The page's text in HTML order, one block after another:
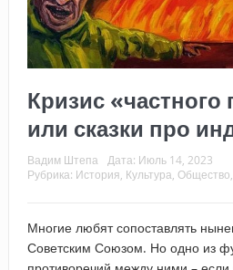
Кризис «частного
или сказки про
Вадим Штепа Дата: Июль 14, 2023
Рубрика: История Культура Общество
Многие любят сопоставлять
Советским Союзом. Но одно из